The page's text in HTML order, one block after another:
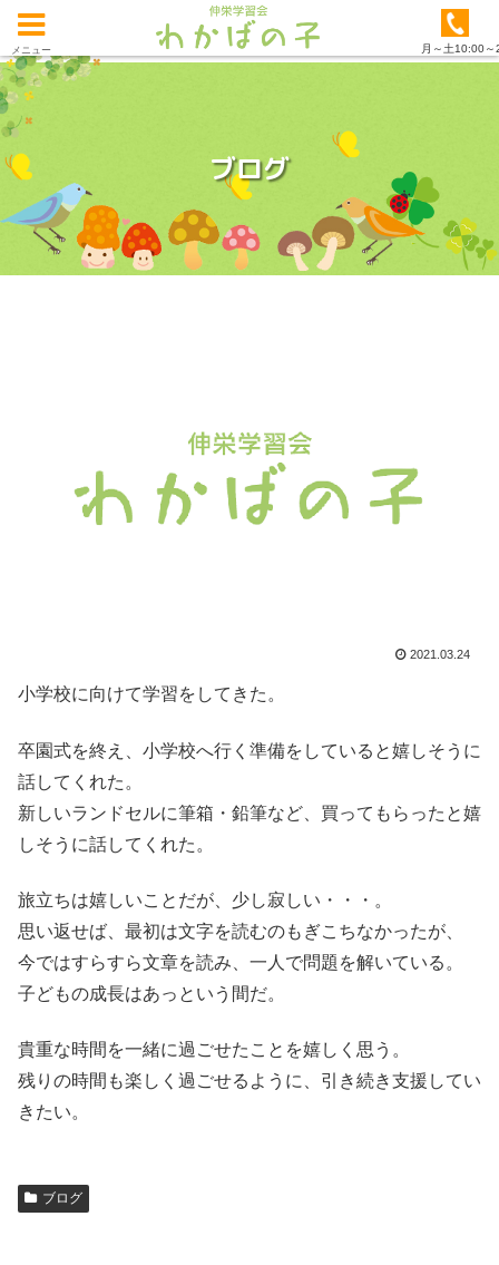
ブログ
2021.03.24
小学校に向けて学習をしてきた。
卒園式を終え、小学校へ行く準備をしていると嬉しそうに
話してくれた。
新しいランドセルに筆箱・鉛筆など、買ってもらったと嬉
しそうに話してくれた。
旅立ちは嬉しいことだが、少し寂しい・・・。
思い返せば、最初は文字を読むのもぎこちなかったが、
今ではすらすら文章を読み、一人で問題を解いている。
子どもの成長はあっという間だ。
貴重な時間を一緒に過ごせたことを嬉しく思う。
残りの時間も楽しく過ごせるように、引き続き支援してい
きたい。
ブログ
メニュー 月～土10:00